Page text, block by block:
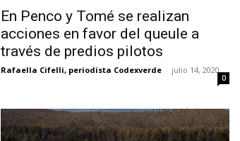
En Penco y Tomé se realizan
acciones en favor del queule a
través de predios pilotos
Rafaella Cifelli, periodista Codexverde - julio 14, 2020
0